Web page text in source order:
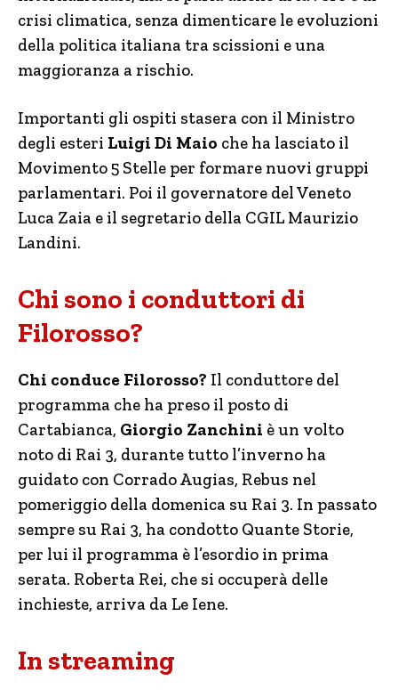
crisi climatica, senza dimenticare le evoluzioni
della politica italiana tra scissioni e una
maggioranza a rischio.
Importanti gli ospiti stasera con il Ministro
degli esteri Luigi Di Maio che ha lasciato il
Movimento 5 Stelle per formare nuovi gruppi
parlamentari. Poi il governatore del Veneto
Luca Zaia e il segretario della CGIL Maurizio
Landini.
Chi sono i conduttori di
Filorosso?
Chi conduce Filorosso? Il conduttore del
programma che ha preso il posto di
Cartabianca, Giorgio Zanchini è un volto
noto di Rai 3, durante tutto l’inverno ha
guidato con Corrado Augias, Rebus nel
pomeriggio della domenica su Rai 3. In passato
sempre su Rai 3, ha condotto Quante Storie,
per lui il programma è l’esordio in prima
serata. Roberta Rei, che si occuperà delle
inchieste, arriva da Le Iene.
In streaming